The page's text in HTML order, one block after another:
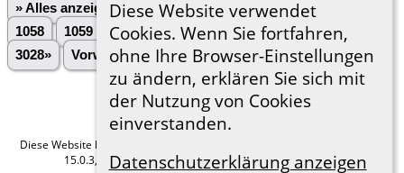
Diese Website verwendet
Cookies. Wenn Sie fortfahren,
ohne Ihre Browser-Einstellungen
zu ändern, erklären Sie sich mit
der Nutzung von Cookies
einverstanden.
Datenschutzerklärung anzeigen
» Alles anzeigen «Zurück «1 ... 1056
1058
1059 1060 1061 1062 1063 1064
3028»
Vorwärts»
Diese Website läuft mit
15.0.3, programmiert von Darrin Lythgoe © 2001-2026.